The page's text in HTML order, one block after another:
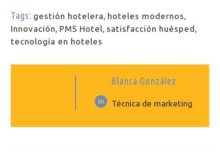
Tags: gestión hotelera, hoteles modernos,
Innovación, PMS Hotel, satisfacción huésped ,
tecnología en hoteles
Blanca González
Técnica de marketing